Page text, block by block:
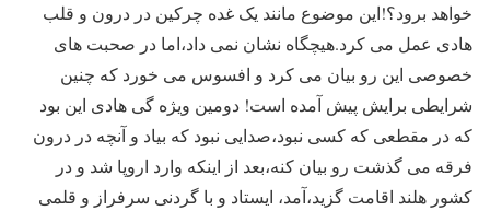
خواهد برود؟!این موضوع مانند یک غده چرکین در درون و قلب
هادی عمل می کرد.هیچگاه نشان نمی داد،اما در صحبت های
خصوصی این رو بیان می کرد و افسوس می خورد که چنین
شرایطی برایش پیش آمده است! دومین ویژه گی هادی این بود
که در مقطعی که کسی نبود،صدایی نبود که بیاد و آنچه در درون
فرقه می گذشت رو بیان کنه،بعد از اینکه وارد اروپا شد و در
کشور هلند اقامت گزید،آمد، ایستاد و با گردنی سرفراز و قلمی